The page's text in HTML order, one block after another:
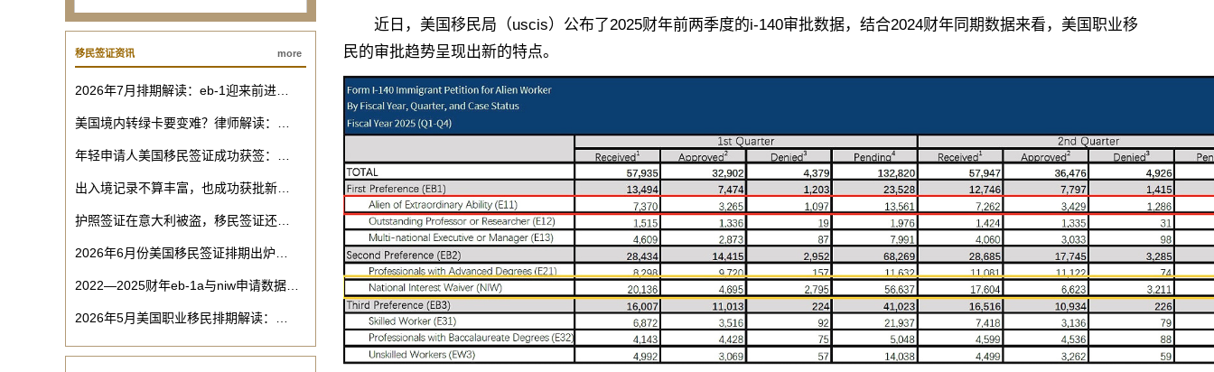
移民签证资讯 more
2026年7月排期解读：eb-1迎来前进…
美国境内转绿卡要变难？律师解读：…
年轻申请人美国移民签证成功获签：…
出入境记录不算丰富，也成功获批新…
护照签证在意大利被盗，移民签证还…
2026年6月份美国移民签证排期出炉…
2022—2025财年eb-1a与niw申请数据…
2026年5月美国职业移民排期解读：…
近日，美国移民局（uscis）公布了2025财年前两季度的i-140审批数据，结合2024财年同期数据来看，美国职业移
民的审批趋势呈现出新的特点。